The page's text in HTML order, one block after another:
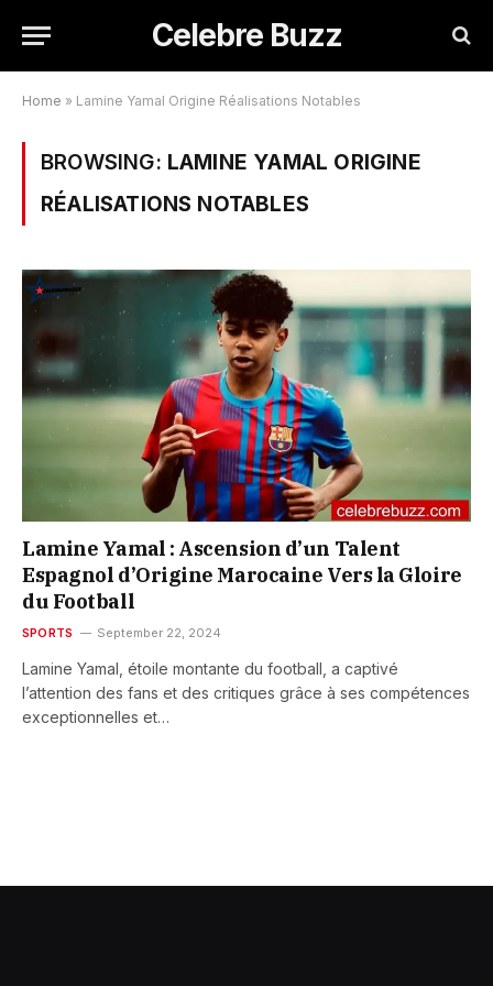
Celebre Buzz
Home » Lamine Yamal Origine Réalisations Notables
BROWSING: LAMINE YAMAL ORIGINE
RÉALISATIONS NOTABLES
Lamine Yamal : Ascension d’un Talent
Espagnol d’Origine Marocaine Vers la Gloire
du Football
SPORTS September 22, 2024
Lamine Yamal, étoile montante du football, a captivé
l’attention des fans et des critiques grâce à ses compétences
exceptionnelles et…